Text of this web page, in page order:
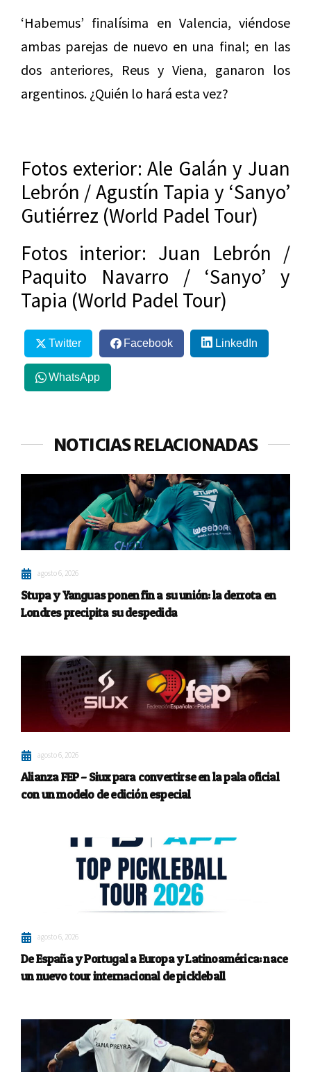
‘Habemus’ finalísima en Valencia, viéndose
ambas parejas de nuevo en una final; en las
dos anteriores, Reus y Viena, ganaron los
argentinos. ¿Quién lo hará esta vez?
Fotos exterior: Ale Galán y Juan
Lebrón / Agustín Tapia y ‘Sanyo’
Gutiérrez (World Padel Tour)
Fotos interior: Juan Lebrón /
Paquito Navarro / ‘Sanyo’ y
Tapia (World Padel Tour)
Twitter Facebook LinkedIn
WhatsApp
NOTICIAS RELACIONADAS
agosto 6, 2026
Stupa y Yanguas ponen fin a su unión: la derrota en
Londres precipita su despedida
agosto 6, 2026
Alianza FEP – Siux para convertirse en la pala oficial
con un modelo de edición especial
agosto 6, 2026
De España y Portugal a Europa y Latinoamérica: nace
un nuevo tour internacional de pickleball